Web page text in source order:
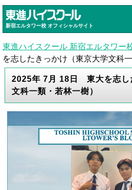
新宿エルタワー校 オフィシャルサイト
東進ハイスクール 新宿エルタワー
を志したきっかけ（東京大学文科
2025年 7月 18日 東大を志し
文科一類・若林一樹）